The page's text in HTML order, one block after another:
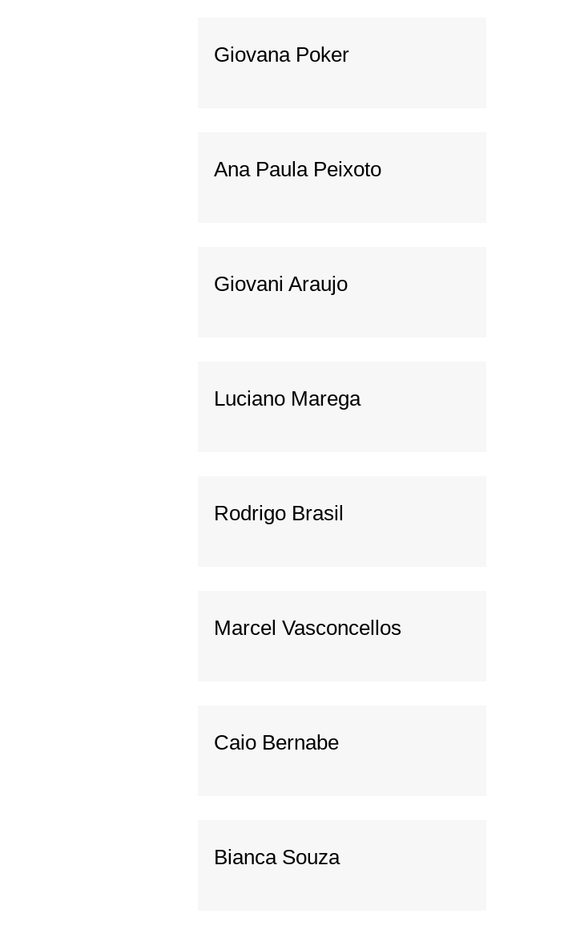
Giovana Poker
Ana Paula Peixoto
Giovani Araujo
Luciano Marega
Rodrigo Brasil
Marcel Vasconcellos
Caio Bernabe
Bianca Souza